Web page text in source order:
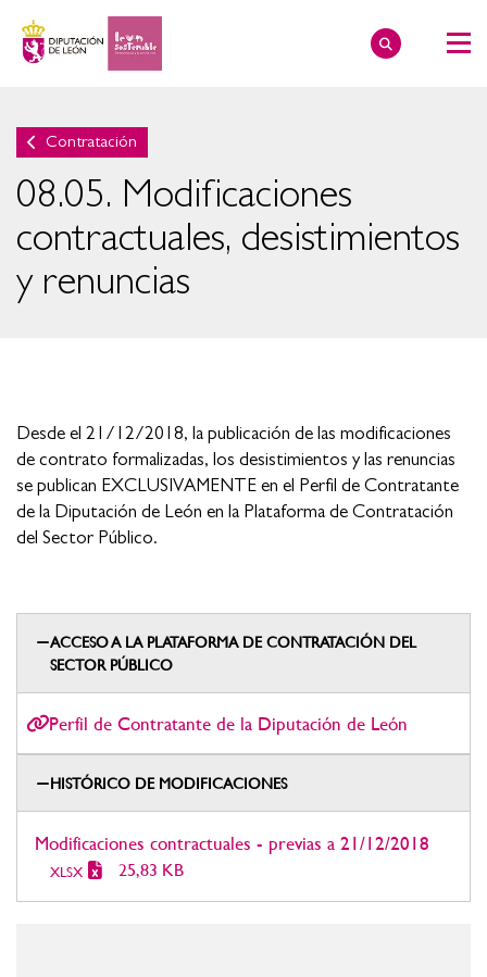
Contratación
08.05. Modificaciones
contractuales, desistimientos
y renuncias
Desde el 21/12/2018, la publicación de las modificaciones
de contrato formalizadas, los desistimientos y las renuncias
se publican EXCLUSIVAMENTE en el Perfil de Contratante
de la Diputación de León en la Plataforma de Contratación
del Sector Público.
ACCESO A LA PLATAFORMA DE CONTRATACIÓN DEL
SECTOR PÚBLICO
Perfil de Contratante de la Diputación de León
HISTÓRICO DE MODIFICACIONES
Modificaciones contractuales - previas a 21/12/2018
25,83 KB
XLSX